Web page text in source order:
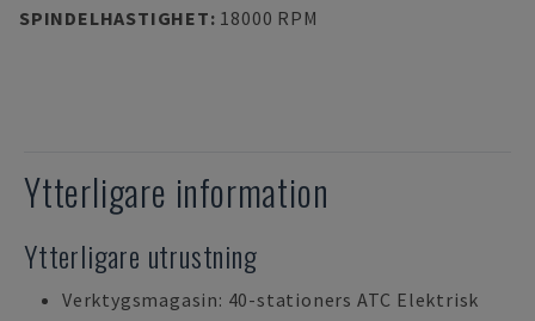
SPINDELHASTIGHET: 18000 RPM
Ytterligare information
Ytterligare utrustning
Verktygsmagasin: 40-stationers ATC Elektrisk